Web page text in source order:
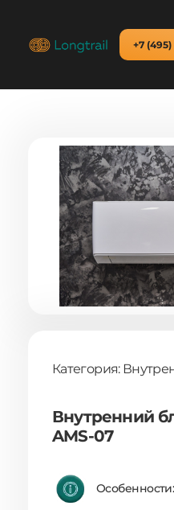
+7
Категория:
Внутренний
AMS-07
Особенности: